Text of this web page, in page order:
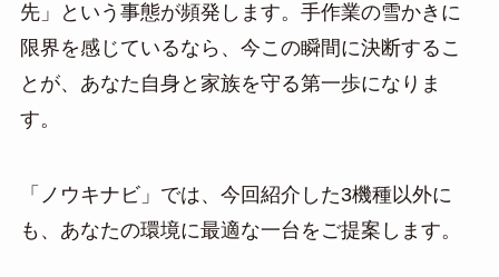
先」という事態が頻発します。手作業の雪かきに
限界を感じているなら、今この瞬間に決断するこ
とが、あなた自身と家族を守る第一歩になりま
す。
「ノウキナビ」では、今回紹介した3機種以外に
も、あなたの環境に最適な一台をご提案します。